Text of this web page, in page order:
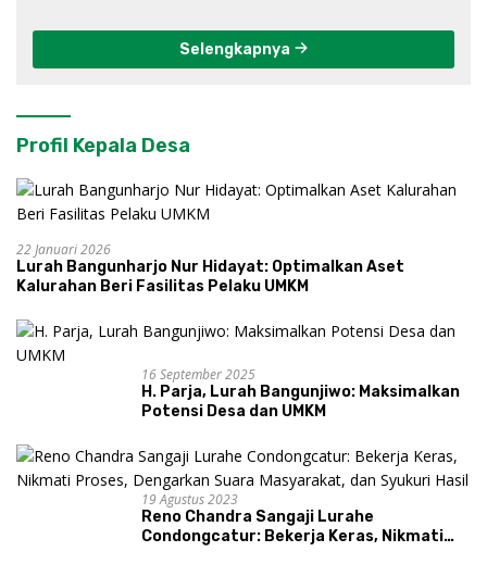
Selengkapnya
Profil Kepala Desa
22 Januari 2026
Lurah Bangunharjo Nur Hidayat: Optimalkan Aset
Kalurahan Beri Fasilitas Pelaku UMKM
16 September 2025
H. Parja, Lurah Bangunjiwo: Maksimalkan
Potensi Desa dan UMKM
19 Agustus 2023
Reno Chandra Sangaji Lurahe
Condongcatur: Bekerja Keras, Nikmati